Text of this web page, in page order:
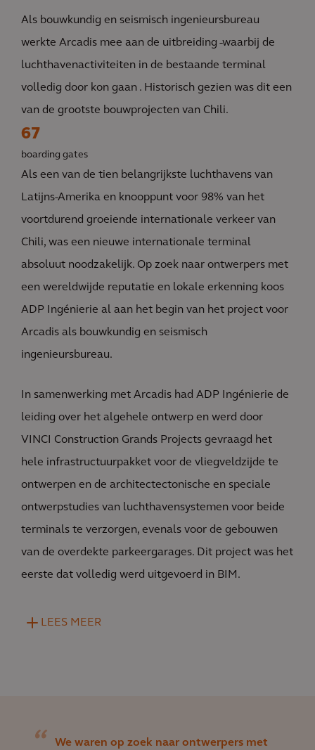
Als bouwkundig en seismisch ingenieursbureau
werkte Arcadis mee aan de uitbreiding -waarbij de
luchthavenactiviteiten in de bestaande terminal
volledig door kon gaan . Historisch gezien was dit een
van de grootste bouwprojecten van Chili.
67
boarding gates
Als een van de tien belangrijkste luchthavens van
Latijns-Amerika en knooppunt voor 98% van het
voortdurend groeiende internationale verkeer van
Chili, was een nieuwe internationale terminal
absoluut noodzakelijk. Op zoek naar ontwerpers met
een wereldwijde reputatie en lokale erkenning koos
ADP Ingénierie al aan het begin van het project voor
Arcadis als bouwkundig en seismisch
ingenieursbureau.
In samenwerking met Arcadis had ADP Ingénierie de
leiding over het algehele ontwerp en werd door
VINCI Construction Grands Projects gevraagd het
hele infrastructuurpakket voor de vliegveldzijde te
ontwerpen en de architectectonische en speciale
ontwerpstudies van luchthavensystemen voor beide
terminals te verzorgen, evenals voor de gebouwen
van de overdekte parkeergarages. Dit project was het
eerste dat volledig werd uitgevoerd in BIM.
LEES MEER
We waren op zoek naar ontwerpers met